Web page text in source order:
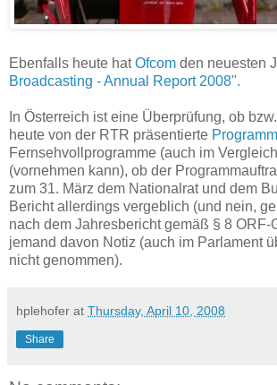
Ebenfalls heute hatOfcom den neuesten
Broadcasting - Annual Report 2008".
In Österreich ist eine Überprüfung, ob
heute von der RTR präsentierte
Fernsehvollprogramme (auch im
(vornehmen kann), ob der
zum 31. März dem Nationalrat und dem
Bericht allerdings vergeblich (und nein,
nach dem Jahresbericht gemäß § 8
jemand davon Notiz (auch im Parlament
nicht genommen).
hplehofer at Thursday, April 10, 2008
Share